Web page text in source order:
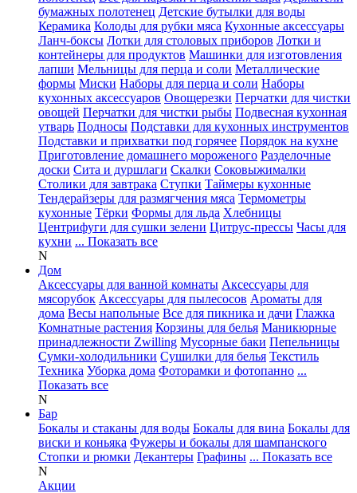
бумажных полотенец Детские бутылки для воды
Керамика Колоды для рубки мяса Кухонные аксессуары
Ланч-боксы Лотки для столовых приборов Лотки и
контейнеры для продуктов Машинки для изготовления
лапши Мельницы для перца и соли Металлические
формы Миски Наборы для перца и соли Наборы
кухонных аксессуаров Овощерезки Перчатки для чистки
овощей Перчатки для чистки рыбы Подвесная кухонная
утварь Подносы Подставки для кухонных инструментов
Подставки и прихватки под горячее Порядок на кухне
Приготовление домашнего мороженого Разделочные
доски Сита и дуршлаги Скалки Соковыжималки
Столики для завтрака Ступки Таймеры кухонные
Тендерайзеры для размягчения мяса Термометры
кухонные Тёрки Формы для льда Хлебницы
Центрифуги для сушки зелени Цитрус-прессы Часы для
кухни ... Показать все
N
Дом
Аксессуары для ванной комнаты Аксессуары для
мясорубок Аксессуары для пылесосов Ароматы для
дома Весы напольные Все для пикника и дачи Глажка
Комнатные растения Корзины для белья Маникюрные
принадлежности Zwilling Мусорные баки Пепельницы
Сумки-холодильники Сушилки для белья Текстиль
Техника Уборка дома Фоторамки и фотопанно ...
Показать все
N
Бар
Бокалы и стаканы для воды Бокалы для вина Бокалы для
виски и коньяка Фужеры и бокалы для шампанского
Стопки и рюмки Декантеры Графины ... Показать все
N
Акции